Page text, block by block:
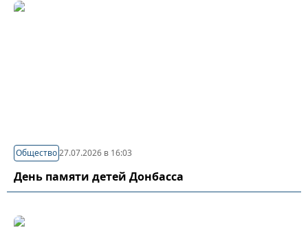
Общество27.07.2026 в 16:03
День памяти детей Донбасса